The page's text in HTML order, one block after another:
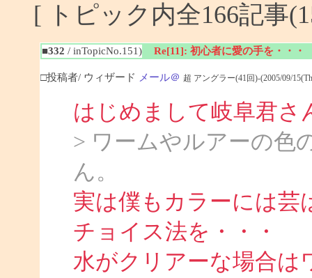
[ トピック内全166記
■332 / inTopicNo.151) Re[11]: 初心者に愛の手を・・・
□投稿者/ ウィザード メール＠ 超 アングラー(41回)-(2005/09/
はじめまして岐阜君さ
> ワームやルアーの色
ん。
実は僕もカラーには芸
チョイス法を・・・
水がクリアーな場合は